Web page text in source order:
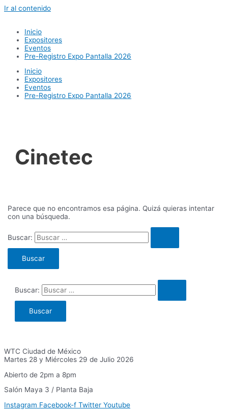
Ir al contenido
Inicio
Expositores
Eventos
Pre-Registro Expo Pantalla 2026
Inicio
Expositores
Eventos
Pre-Registro Expo Pantalla 2026
Cinetec
Parece que no encontramos esa página. Quizá quieras intentar
con una búsqueda.
Buscar:
Buscar:
WTC Ciudad de México
Martes 28 y Miércoles 29 de Julio 2026
Abierto de 2pm a 8pm
Salón Maya 3 / Planta Baja
Instagram Facebook-f Twitter Youtube